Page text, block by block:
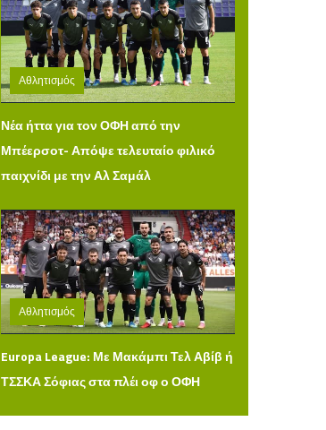
Αθλητισμός
Τρίτη 04 Αυγούστου 2026 14:49
Νέα ήττα για τον ΟΦΗ από την
Μπέερσοτ- Απόψε τελευταίο φιλικό
παιχνίδι με την Αλ Σαμάλ
Αθλητισμός
Δευτέρα 03 Αυγούστου 2026 14:36
Europa League: Με Μακάμπι Τελ Αβίβ ή
ΤΣΣΚΑ Σόφιας στα πλέι οφ ο ΟΦΗ